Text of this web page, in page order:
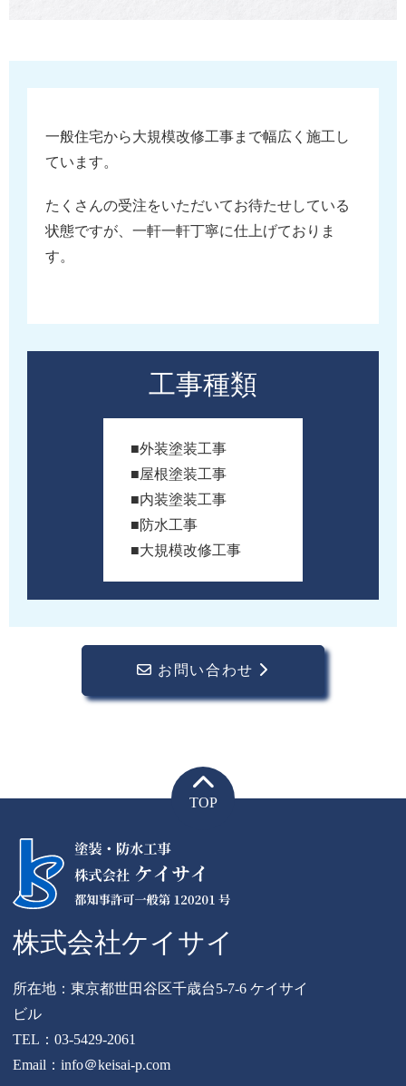
一般住宅から大規模改修工事まで幅広く施工し
ています。
たくさんの受注をいただいてお待たせしている
状態ですが、一軒一軒丁寧に仕上げておりま
す。
工事種類
■外装塗装工事
■屋根塗装工事
■内装塗装工事
■防水工事
■大規模改修工事
お問い合わせ
TOP
株式会社ケイサイ
所在地：東京都世田谷区千歳台5-7-6 ケイサイ
ビル
TEL：03-5429-2061
Email：info＠keisai-p.com